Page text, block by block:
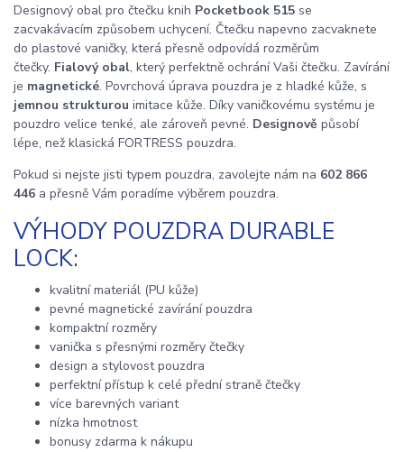
Designový obal pro čtečku knih Pocketbook 515 se
zacvakávacím způsobem uchycení. Čtečku napevno zacvaknete
do plastové vaničky, která přesně odpovídá rozměrům
čtečky. Fialový obal, který perfektně ochrání Vaši čtečku. Zavírání
je magnetické. Povrchová úprava pouzdra je z hladké kůže, s
jemnou strukturou imitace kůže. Díky vaničkovému systému je
pouzdro velice tenké, ale zároveň pevné. Designově působí
lépe, než klasická FORTRESS pouzdra.
Pokud si nejste jisti typem pouzdra, zavolejte nám na 602 866
446 a přesně Vám poradíme výběrem pouzdra.
VÝHODY POUZDRA DURABLE
LOCK:
kvalitní materiál (PU kůže)
pevné magnetické zavírání pouzdra
kompaktní rozměry
vanička s přesnými rozměry čtečky
design a stylovost pouzdra
perfektní přístup k celé přední straně čtečky
více barevných variant
nízka hmotnost
bonusy zdarma k nákupu